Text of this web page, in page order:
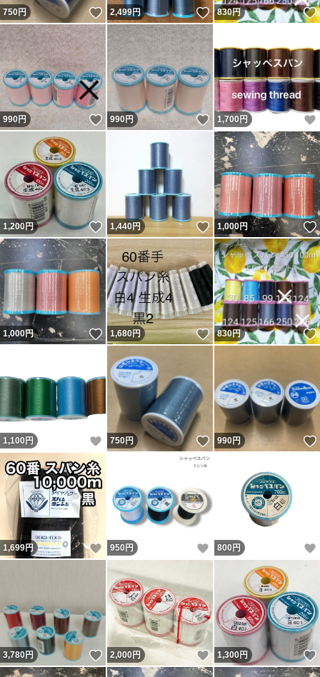
750円 いいね！
2,499円 いいね！
830円
990円 いいね！
990円 いいね！
1,700 円
1,200円 いいね！
1,440円 いいね！
1,000円
1,000円 いいね！
1,680円 いいね！
830円
1,100 円 いいね！
750円 いいね！
990円
1,699円 いいね！
950 円 いいね！
800 円
3,780円 いいね！
2,000円 いいね！
1,300円